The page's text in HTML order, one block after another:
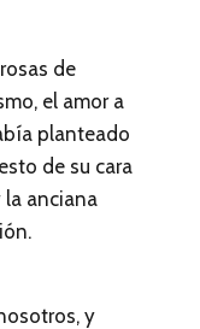
de
el amor a
planteado
de su cara
anciana
y